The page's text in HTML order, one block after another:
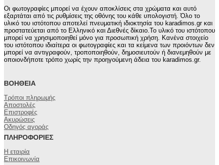
έχει
πολλαπλές
παραλλαγές.
Οι
επιλογές
μπορούν
να
σελίδα
προϊόντος
Οι φωτογραφίες μπορεί να έχουν αποκλίσεις στα χρώματα και αυτό
εξαρτάται από τις ρυθμίσεις της οθόνης του κάθε υπολογιστή. Όλο το
υλικό του ιστότοπου αποτελεί πνευματική ιδιοκτησία του karadimos.gr και
προστατεύεται από το Ελληνικό και Διεθνές δίκαιο.Το υλικό του ιστότοπου
μπορεί να χρησιμοποιηθεί μόνο για προσωπική χρήση. Κανένα στοιχείο
του ιστότοπου ιδιαίτερα οι φωτογραφίες και τα κείμενα των προιόντων δεν
μπορεί να αντιγραφούν, τροποποιηθούν, δημοσιευτούν ή διανεμηθούν με
οποιονδήποτε τρόπο χωρίς την προηγούμενη άδεια του karadimos.gr.
ΒΟΉΘΕΙΑ
Τρόποι πληρωμής
Αποστολές
Επιστροφές
Ακυρώσεις
Οδηγός αγοράς
ΠΛΗΡΟΦΟΡΊΕΣ
Η εταιρία
Επικοινωνία